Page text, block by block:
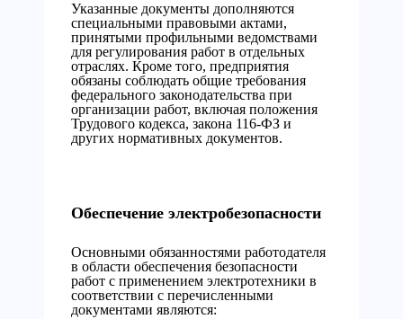
Указанные документы дополняются
специальными правовыми актами,
принятыми профильными ведомствами
для регулирования работ в отдельных
отраслях. Кроме того, предприятия
обязаны соблюдать общие требования
федерального законодательства при
организации работ, включая положения
Трудового кодекса, закона 116-ФЗ и
других нормативных документов.
Обеспечение электробезопасности
Основными обязанностями работодателя
в области обеспечения безопасности
работ с применением электротехники в
соответствии с перечисленными
документами являются: